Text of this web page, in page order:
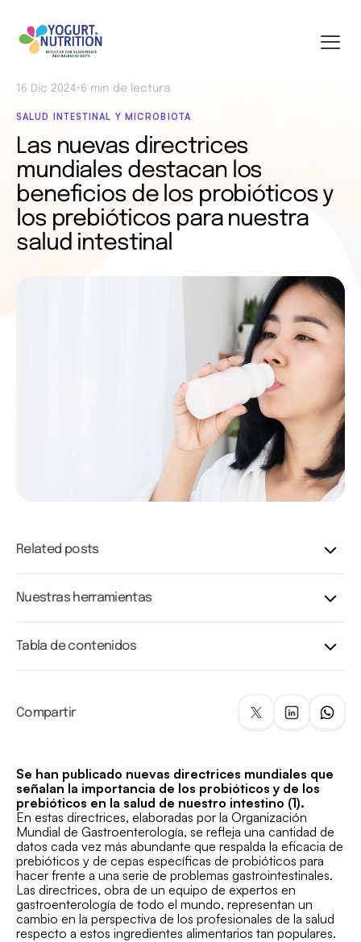
16 Dic 2024• 6 min de lectura
SALUD INTESTINAL Y MICROBIOTA
Las nuevas directrices
mundiales destacan los
beneficios de los probióticos y
los prebióticos para nuestra
salud intestinal
Related posts
Nuestras herramientas
Tabla de contenidos
Compartir
Se han publicado nuevas directrices mundiales que
señalan la importancia de los probióticos y de los
prebióticos en la salud de nuestro intestino (1).
En estas directrices, elaboradas por la Organización
Mundial de Gastroenterología, se refleja una cantidad de
datos cada vez más abundante que respalda la eficacia de
prebióticos y de cepas específicas de probióticos para
hacer frente a una serie de problemas gastrointestinales.
Las directrices, obra de un equipo de expertos en
gastroenterología de todo el mundo, representan un
cambio en la perspectiva de los profesionales de la salud
respecto a estos ingredientes alimentarios tan populares.